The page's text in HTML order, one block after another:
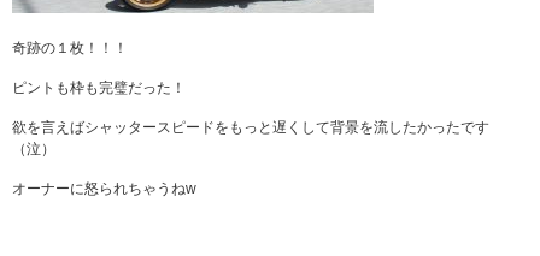
奇跡の１枚！！！
ピントも枠も完璧だった！
欲を言えばシャッタースピードをもっと遅くして背景を流したかったです
（泣）
オーナーに怒られちゃうねw